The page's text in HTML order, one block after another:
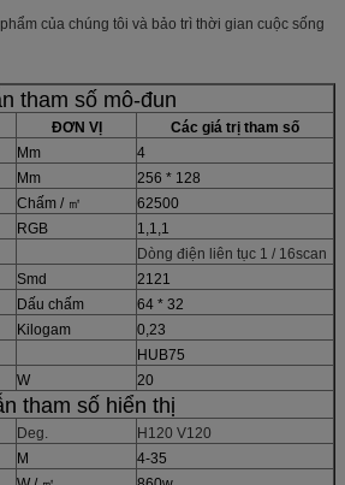
của chúng tôi và bảo trì thời gian cuộc sống
tham số mô-đun
ĐƠN VỊ
Các giá trị tham số
Mm
4
Mm
256 * 128
Chấm / ㎡
62500
RGB
1,1,1
Dòng điện liên tục 1 / 16scan
Smd
2121
Dấu chấm
64 * 32
Kilogam
0,23
HUB75
W 20
tham số hiển thị
Deg.
H120 V120
M
4-35